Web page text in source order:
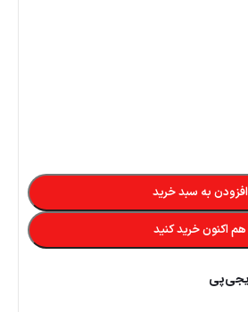
افزودن به سبد خرید
هم اکنون خرید کنید